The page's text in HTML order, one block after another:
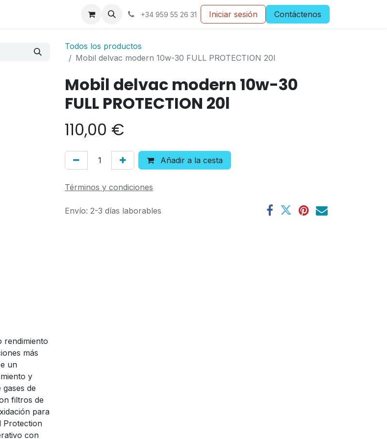
+34 959 55 26 31 Iniciar sesión Contáctenos
Todos los productos
Mobil delvac modern 10w-30 FULL PROTECTION 20l
rendimiento
más
un
y
de
filtros de
para
Protection
con
Mobil delvac modern 10w-30
FULL PROTECTION 20l
110,00 €
Añadir a la cesta
Términos y condiciones
Envío: 2-3 días laborables